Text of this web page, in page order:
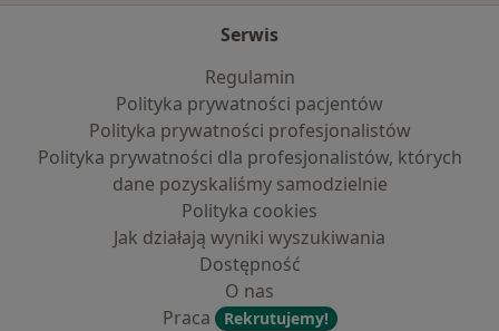
Serwis
Regulamin
Polityka prywatności pacjentów
Polityka prywatności profesjonalistów
Polityka prywatności dla profesjonalistów, których
dane pozyskaliśmy samodzielnie
Polityka cookies
Jak działają wyniki wyszukiwania
Dostępność
O nas
Praca
Rekrutujemy!